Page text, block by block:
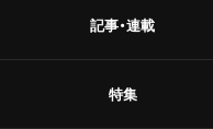
記事・連載
特集